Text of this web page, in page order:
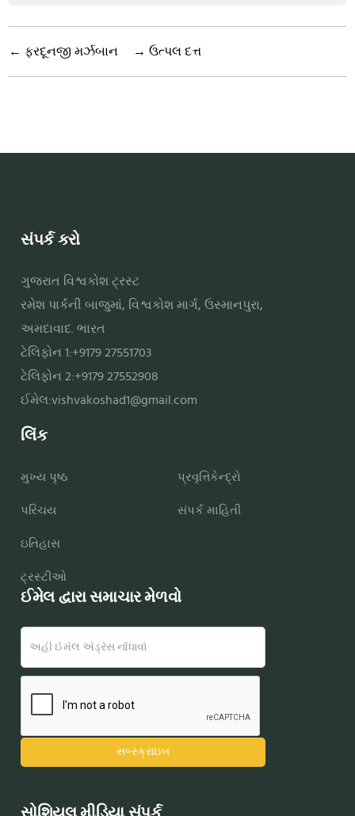
← ફરદૂનજી મર્ઝબાન → ઉત્પલ દત્ત
સંપર્ક કરો
ગુજરાત વિશ્વકોશ ટ્રસ્ટ
રમેશ પાર્કની બાજુમાં, વિશ્વકોશ માર્ગ, ઉસ્માનપુરા,
અમદાવાદ. ભારત
ટેલિફોન 1:+9179 27551703
ટેલિફોન 2:+9179 27552908
ઈમેલ:vishvakoshad1@gmail.com
લિંક
મુખ્ય પૃષ્ઠ
પરિચય
ઇતિહાસ
ટ્રસ્ટીઓ
પ્રવૃત્તિકેન્દ્રો
સંપર્ક માહિતી
ઈમેલ દ્વારા સમાચાર મેળવો